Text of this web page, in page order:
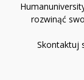
rozwinąć
Skontaktuj